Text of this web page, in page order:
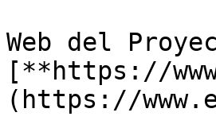
Web del
[**https://
(https://